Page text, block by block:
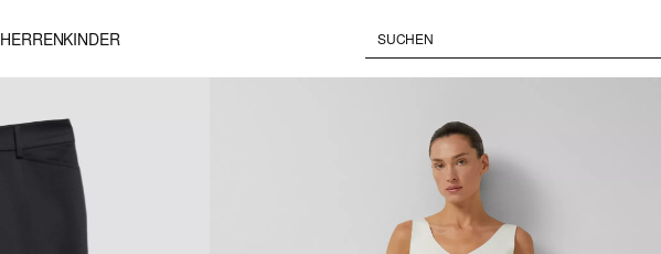
HERRENKINDER